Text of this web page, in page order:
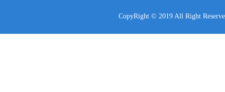
CopyRight © 2019 All Right